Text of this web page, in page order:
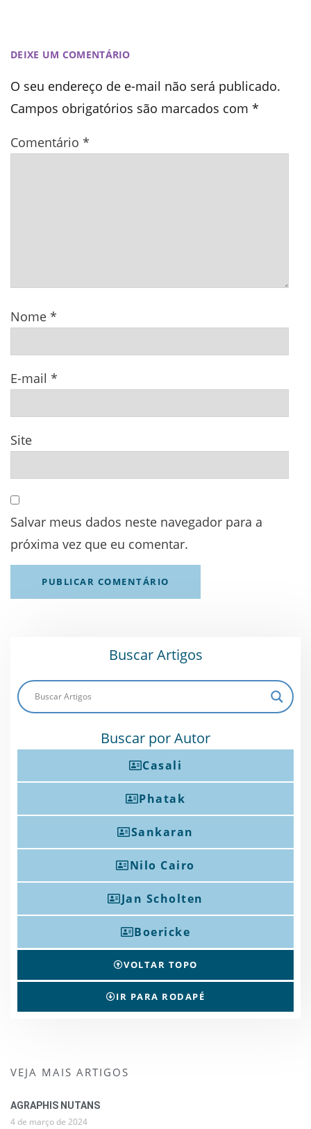
DEIXE UM COMENTÁRIO
O seu endereço de e-mail não será publicado.
Campos obrigatórios são marcados com *
Comentário *
Nome *
E-mail *
Site
Salvar meus dados neste navegador para a
próxima vez que eu comentar.
Buscar Artigos
Buscar por Autor
Casali
Phatak
Sankaran
Nilo Cairo
Jan Scholten
Boericke
VOLTAR TOPO
IR PARA RODAPÉ
VEJA MAIS ARTIGOS
AGRAPHIS NUTANS
4 de março de 2024